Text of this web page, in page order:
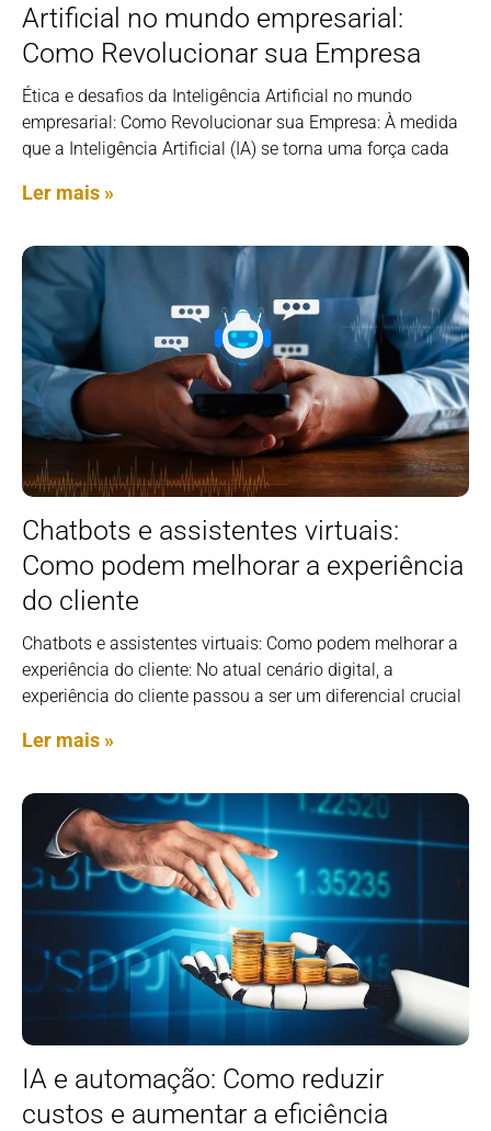
Artificial no mundo empresarial:
Como Revolucionar sua Empresa
Ética e desafios da Inteligência Artificial no mundo
empresarial: Como Revolucionar sua Empresa: À medida
que a Inteligência Artificial (IA) se torna uma força cada
Ler mais »
Chatbots e assistentes virtuais:
Como podem melhorar a experiência
do cliente
Chatbots e assistentes virtuais: Como podem melhorar a
experiência do cliente: No atual cenário digital, a
experiência do cliente passou a ser um diferencial crucial
Ler mais »
IA e automação: Como reduzir
custos e aumentar a eficiência